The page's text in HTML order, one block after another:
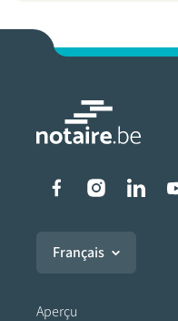
Liens
Français
Aperçu